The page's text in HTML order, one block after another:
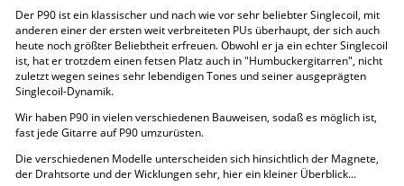
Der P90 ist ein klassischer und nach wie vor sehr beliebter Singlecoil, mit
anderen einer der ersten weit verbreiteten PUs überhaupt, der sich auch
heute noch größter Beliebtheit erfreuen. Obwohl er ja ein echter Singlecoil
ist, hat er trotzdem einen fetsen Platz auch in "Humbuckergitarren", nicht
zuletzt wegen seines sehr lebendigen Tones und seiner ausgeprägten
Singlecoil-Dynamik.
Wir haben P90 in vielen verschiedenen Bauweisen, sodaß es möglich ist,
fast jede Gitarre auf P90 umzurüsten.
Die verschiedenen Modelle unterscheiden sich hinsichtlich der Magnete,
der Drahtsorte und der Wicklungen sehr, hier ein kleiner Überblick...